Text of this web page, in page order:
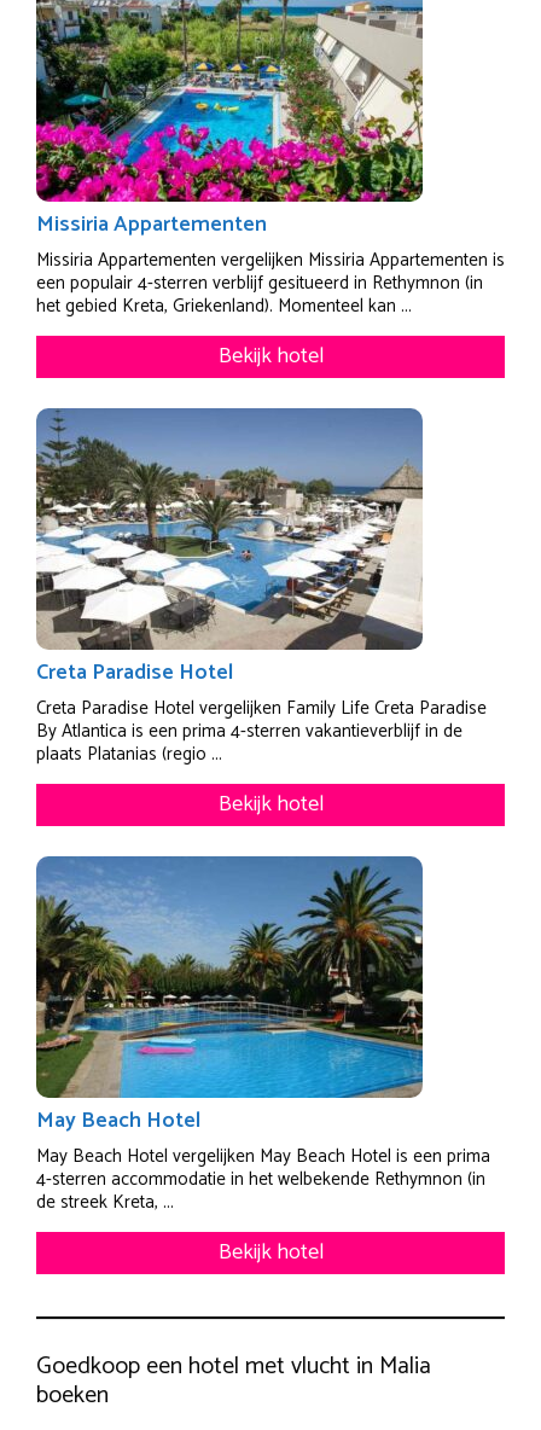
Missiria Appartementen
Missiria Appartementen vergelijken Missiria Appartementen is
een populair 4-sterren verblijf gesitueerd in Rethymnon (in
het gebied Kreta, Griekenland). Momenteel kan ...
Bekijk hotel
Creta Paradise Hotel
Creta Paradise Hotel vergelijken Family Life Creta Paradise
By Atlantica is een prima 4-sterren vakantieverblijf in de
plaats Platanias (regio ...
Bekijk hotel
May Beach Hotel
May Beach Hotel vergelijken May Beach Hotel is een prima
4-sterren accommodatie in het welbekende Rethymnon (in
de streek Kreta, ...
Bekijk hotel
Goedkoop een hotel met vlucht in Malia
boeken